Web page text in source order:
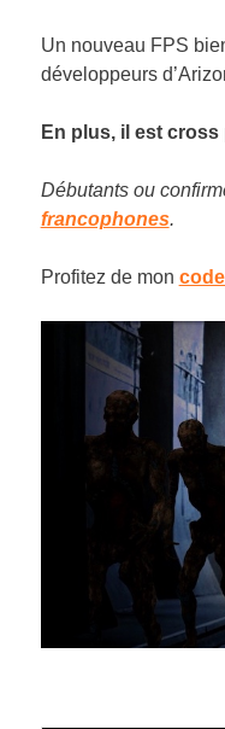
Un nouveau FPS
développeurs
En plus, il est
Débutants ou
francophones.
Profitez de mon